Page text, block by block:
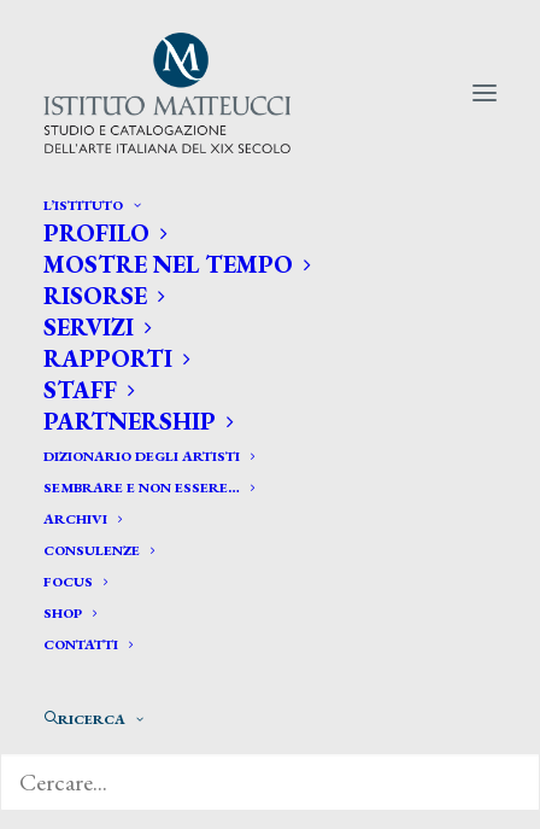
L’ISTITUTO
PROFILO
MOSTRE NEL TEMPO
RISORSE
SERVIZI
RAPPORTI
STAFF
PARTNERSHIP
DIZIONARIO DEGLI ARTISTI
SEMBRARE E NON ESSERE…
ARCHIVI
CONSULENZE
FOCUS
SHOP
CONTATTI
RICERCA
CERCA TRA GLI ARTISTI:
Search
for: